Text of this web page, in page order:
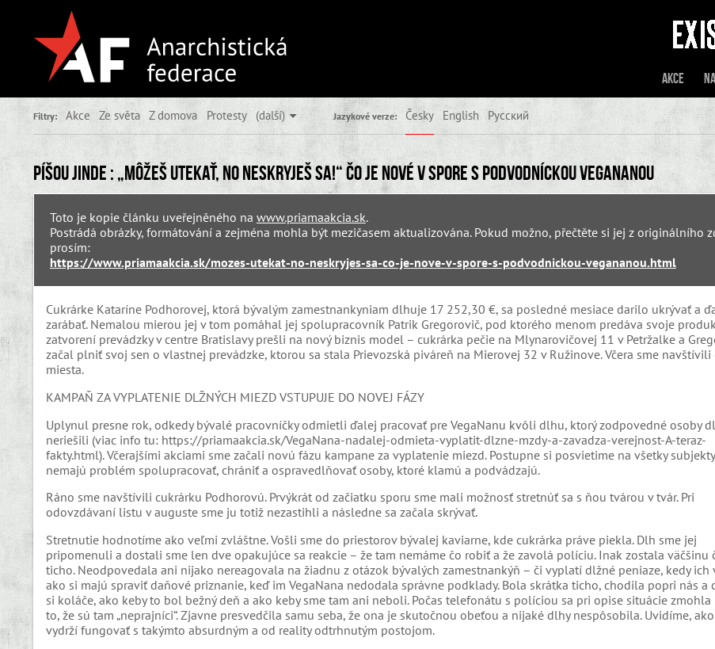
Akce
Filtry: Akce Ze světa Z domova Protesty (další) Jazykové verze: Česky English Русский
Píšou jinde : „Môžeš utekať, no neskryješ sa!“ Čo je nové v spore s podvodníckou VegaNanou
Toto je kopie článku uveřejněného na www.priamaakcia.sk.
Postrádá obrázky, formátování a zejména mohla být mezičasem aktualizována. Pokud možno, přečtěte si jej z originálního
prosím:
https://www.priamaakcia.sk/mozes-utekat-no-neskryjes-sa-co-je-nove-v-spore-s-podvodnickou-vegananou.html
Cukrárke Kataríne Podhorovej, ktorá bývalým zamestnankyniam dlhuje 17 252,30 €, sa posledné mesiace darilo ukrývať a
zarábať. Nemalou mierou jej v tom pomáhal jej spolupracovník Patrik Gregorovič, pod ktorého menom predáva svoje
zatvorení prevádzky v centre Bratislavy prešli na nový biznis model – cukrárka pečie na Mlynarovičovej 11 v Petržalke a
začal plniť svoj sen o vlastnej prevádzke, ktorou sa stala Prievozská piváreň na Mierovej 32 v Ružinove. Včera sme navštívili
miesta.
KAMPAŇ ZA VYPLATENIE DLŽNÝCH MIEZD VSTUPUJE DO NOVEJ FÁZY
Uplynul presne rok, odkedy bývalé pracovníčky odmietli ďalej pracovať pre VegaNanu kvôli dlhu, ktorý zodpovedné osoby
neriešili (viac info tu: https://priamaakcia.sk/VegaNana-nadalej-odmieta-vyplatit-dlzne-mzdy-a-zavadza-verejnost-A-teraz-
fakty.html). Včerajšími akciami sme začali novú fázu kampane za vyplatenie miezd. Postupne si posvietime na všetky
nemajú problém spolupracovať, chrániť a ospravedlňovať osoby, ktoré klamú a podvádzajú.
Ráno sme navštívili cukrárku Podhorovú. Prvýkrát od začiatku sporu sme mali možnosť stretnúť sa s ňou tvárou v tvár. Pri
odovzdávaní listu v auguste sme ju totiž nezastihli a následne sa začala skrývať.
Stretnutie hodnotíme ako veľmi zvláštne. Vošli sme do priestorov bývalej kaviarne, kde cukrárka práve piekla. Dlh sme jej
pripomenuli a dostali sme len dve opakujúce sa reakcie – že tam nemáme čo robiť a že zavolá políciu. Inak zostala väčšinu
ticho. Neodpovedala ani nijako nereagovala na žiadnu z otázok bývalých zamestnankýň – či vyplatí dlžné peniaze, kedy ich
ako si majú spraviť daňové priznanie, keď im VegaNana nedodala správne podklady. Bola skrátka ticho, chodila popri nás a
si koláče, ako keby to bol bežný deň a ako keby sme tam ani neboli. Počas telefonátu s políciou sa pri opise situácie zmohla
to, že sú tam „neprajníci“. Zjavne presvedčila samu seba, že ona je skutočnou obeťou a nijaké dlhy nespôsobila. Uvidíme,
vydrží fungovať s takýmto absurdným a od reality odtrhnutým postojom.